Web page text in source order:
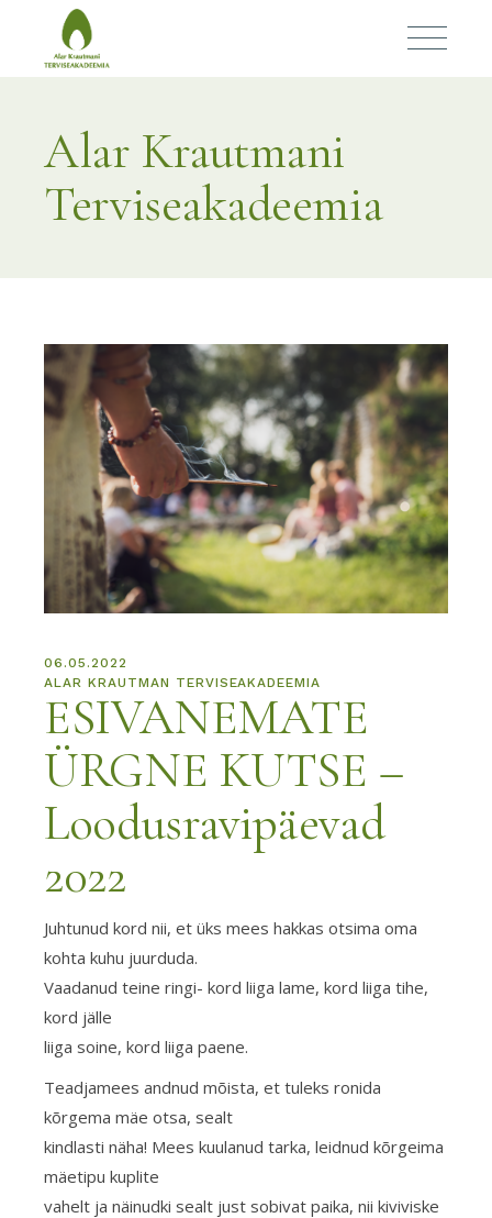
Alar Krautmani
Terviseakadeemia
06.05.2022
ALAR KRAUTMAN TERVISEAKADEEMIA
ESIVANEMATE
ÜRGNE KUTSE –
Loodusravipäevad
2022
Juhtunud kord nii, et üks mees hakkas otsima oma
kohta kuhu juurduda.
Vaadanud teine ringi- kord liiga lame, kord liiga tihe,
kord jälle
liiga soine, kord liiga paene.
Teadjamees andnud mõista, et tuleks ronida
kõrgema mäe otsa, sealt
kindlasti näha! Mees kuulanud tarka, leidnud kõrgeima
mäetipu kuplite
vahelt ja näinudki sealt just sobivat paika, nii kiviviske